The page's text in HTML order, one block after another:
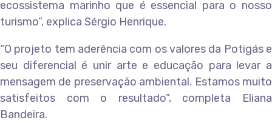
ecossistema marinho que é essencial para o nosso
turismo”, explica Sérgio Henrique.
“O projeto tem aderência com os valores da Potigás e
seu diferencial é unir arte e educação para levar a
mensagem de preservação ambiental. Estamos muito
satisfeitos com o resultado”, completa Eliana
Bandeira.